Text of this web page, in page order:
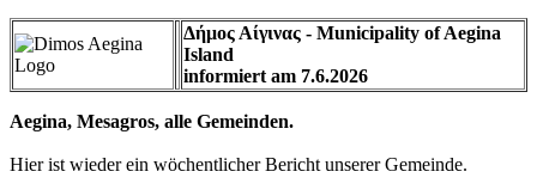
Δήμος Αίγινας - Municipality of Aegina
Island
informiert am 7.6.2026
Aegina, Mesagros, alle Gemeinden.
Hier ist wieder ein wöchentlicher Bericht unserer Gemeinde.